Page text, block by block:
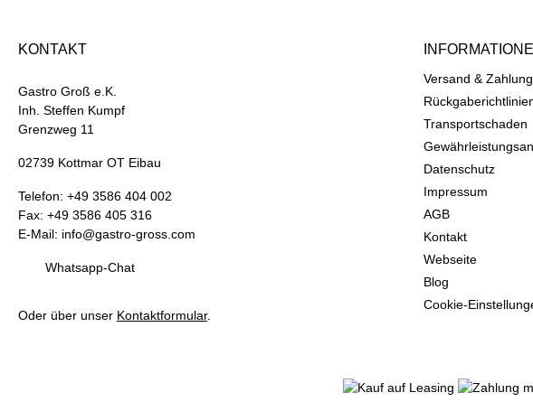
KONTAKT
Gastro Groß e.K.
Inh. Steffen Kumpf
Grenzweg 11
02739 Kottmar OT Eibau
Telefon: +49 3586 404 002
Fax: +49 3586 405 316
E-Mail: info@gastro-gross.com
Whatsapp-Chat
Oder über unser Kontaktformular.
Versand & Zahlung
Transportschaden
Datenschutz
Impressum
AGB
Kontakt
Webseite
Blog
Cookie-